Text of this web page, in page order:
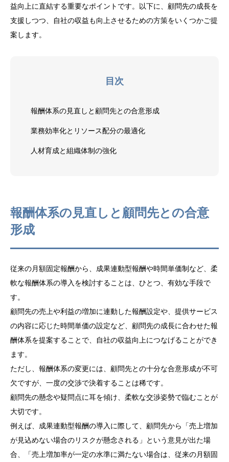
益向上に直結する重要なポイントです。以下に、顧問先の成長を
支援しつつ、自社の収益も向上させるための方策をいくつかご提
案します。
目次
報酬体系の見直しと顧問先との合意形成
業務効率化とリソース配分の最適化
人材育成と組織体制の強化
報酬体系の見直しと顧問先との合意
形成
従来の月額固定報酬から、成果連動型報酬や時間単価制など、柔
軟な報酬体系の導入を検討することは、ひとつ、有効な手段で
す。
顧問先の売上や利益の増加に連動した報酬設定や、提供サービス
の内容に応じた時間単価の設定など、顧問先の成長に合わせた報
酬体系を提案することで、自社の収益向上につなげることができ
ます。
ただし、報酬体系の変更には、顧問先との十分な合意形成が不可
欠ですが、一度の交渉で決着することは稀です。
顧問先の懸念や疑問点に耳を傾け、柔軟な交渉姿勢で臨むことが
大切です。
例えば、成果連動型報酬の導入に際して、顧問先から「売上増加
が見込めない場合のリスクが懸念される」という意見が出た場
合、「売上増加率が一定の水準に満たない場合は、従来の月額固